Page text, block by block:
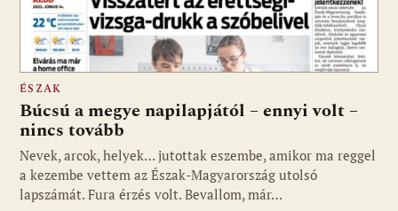
ÉSZAK
Búcsú a megye napilapjától – ennyi volt –
nincs tovább
Nevek, arcok, helyek… jutottak eszembe, amikor ma reggel
a kezembe vettem az Észak-Magyarország utolsó
lapszámát. Fura érzés volt. Bevallom, már…